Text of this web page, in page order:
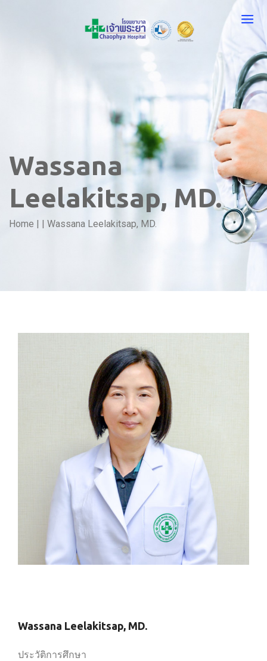
Wassana
Leelakitsap, MD.
Home | | Wassana Leelakitsap, MD.
Wassana Leelakitsap, MD.
ประวัติการศึกษา